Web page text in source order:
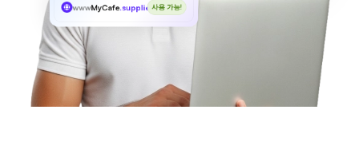
wwwMyCafe.supplies사용 가능!